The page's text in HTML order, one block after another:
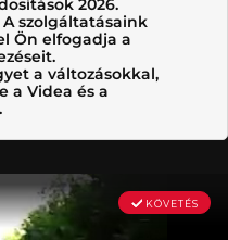
2026.
szolgáltatásaink
Ön elfogadja a
a változásokkal,
a Videa és a